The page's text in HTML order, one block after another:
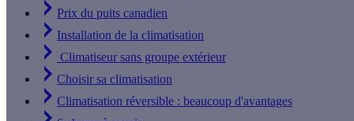
Prix du puits canadien
Installation de la climatisation
Climatiseur sans groupe extérieur
Choisir sa climatisation
Climatisation réversible : beaucoup d'avantages